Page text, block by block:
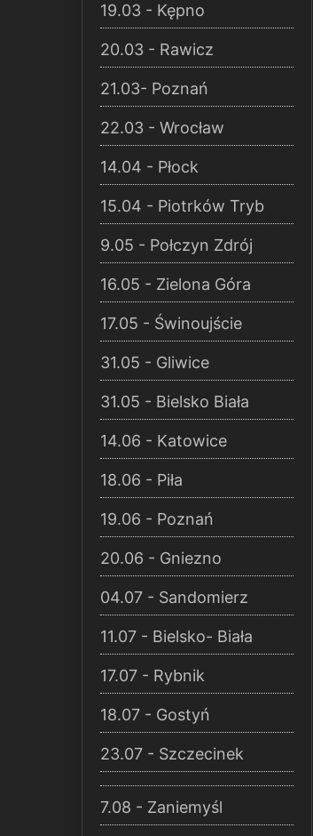
19.03 - Kępno
20.03 - Rawicz
21.03- Poznań
22.03 - Wrocław
14.04 - Płock
15.04 - Piotrków Tryb
9.05 - Połczyn Zdrój
16.05 - Zielona Góra
17.05 - Świnoujście
31.05 - Gliwice
31.05 - Bielsko Biała
14.06 - Katowice
18.06 - Piła
19.06 - Poznań
20.06 - Gniezno
04.07 - Sandomierz
11.07 - Bielsko- Biała
17.07 - Rybnik
18.07 - Gostyń
23.07 - Szczecinek
7.08 - Zaniemyśl